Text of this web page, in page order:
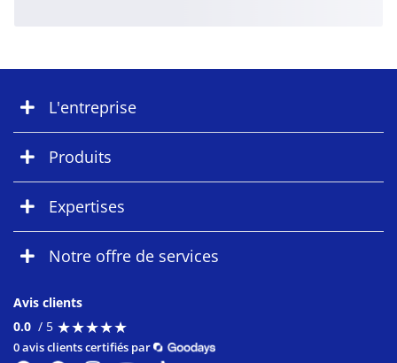
L'entreprise
Produits
Expertises
Notre offre de services
Avis clients
0.0 / 5 ★★★★★
★★★★★
0 avis clients certifiés par